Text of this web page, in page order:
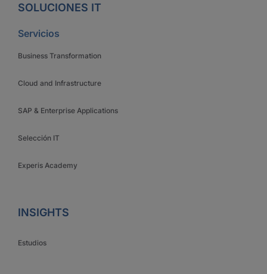
SOLUCIONES IT
Servicios
Business Transformation
Cloud and Infrastructure
SAP & Enterprise Applications
Selección IT
Experis Academy
INSIGHTS
Estudios